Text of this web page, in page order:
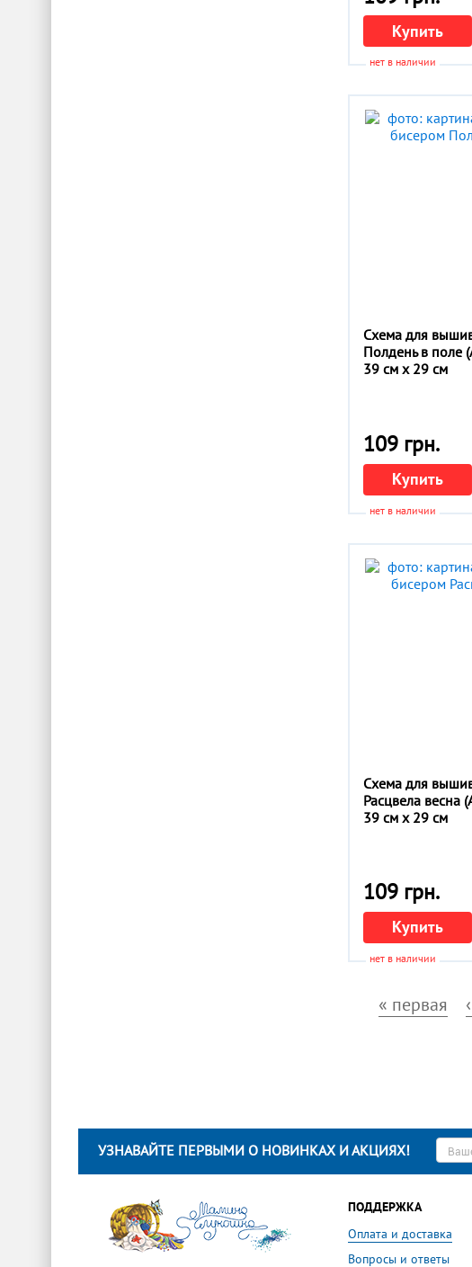
Купить
нет в наличии
Схема для
Полдень в поле
39 см x 29 см
109 грн.
Купить
нет в наличии
Схема для
Расцвела весна
39 см x 29 см
109 грн.
Купить
нет в наличии
« первая
УЗНАВАЙТЕ ПЕРВЫМИ О НОВИНКАХ И АКЦИЯХ!
Ваше
имя
*
ПОДДЕРЖКА
Оплата и доставка
Вопросы и ответы